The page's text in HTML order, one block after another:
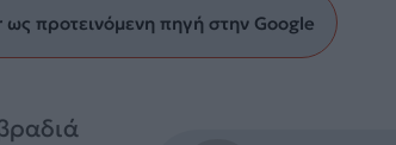
προτεινόμενη πηγή στην Google